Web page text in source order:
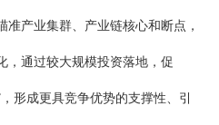
准产业集群、产业链核心和断点，
，通过较大规模投资落地，促
形成更具竞争优势的支撑性、引